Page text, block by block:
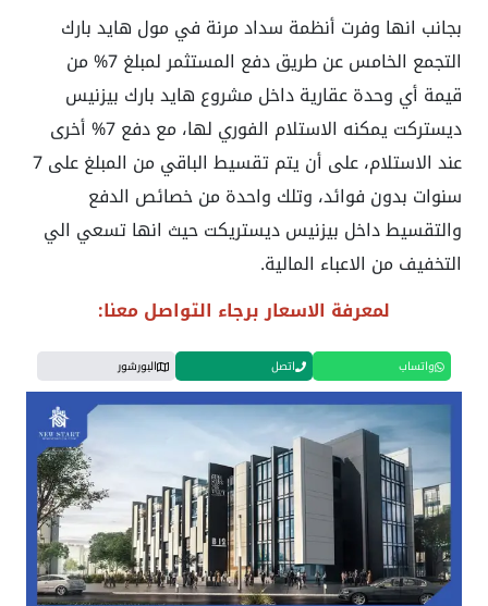
بجانب انها وفرت أنظمة سداد مرنة في مول هايد بارك
التجمع الخامس
عن طريق دفع المستثمر لمبلغ 7% من
قيمة أي وحدة عقارية داخل مشروع هايد بارك بيزنيس
ديستركت يمكنه الاستلام الفوري لها، مع دفع 7% أخرى
عند الاستلام، على أن يتم تقسيط الباقي من المبلغ على 7
سنوات بدون فوائد، وتلك واحدة من خصائص الدفع
والتقسيط داخل بيزنيس ديستريكتحيث انها تسعي الي
التخفيف من الاعباء المالية.
لمعرفة الاسعار برجاء التواصل معنا:
واتساب اتصل البورشور